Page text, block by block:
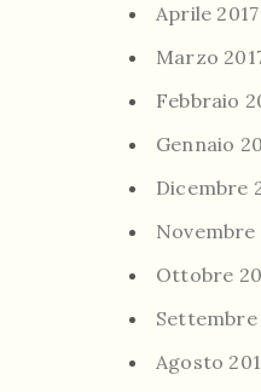
Aprile 2017
Marzo
Febbraio
Gennaio
Dicembre
Novembre
Ottobre
Settembre
Agosto